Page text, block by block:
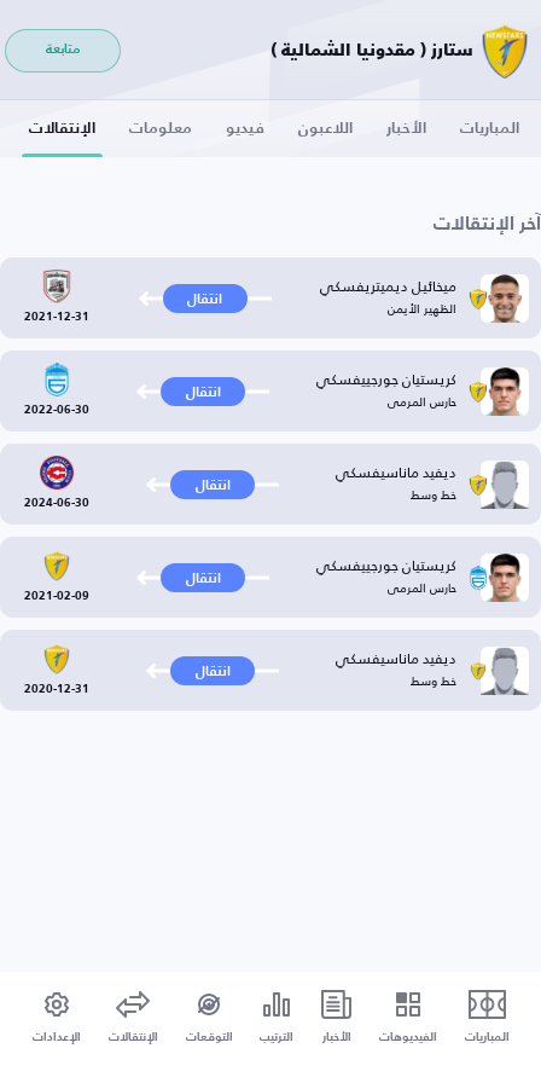
ستارز ( مقدونيا الشمالية ) متابعة
المباريات الأخبار اللاعبون فيديو معلومات الإنتقالات
آخر الإنتقالات
ميخائيل ديميتريفسكي
الظهير الأيمن انتقال
2021-12-31
كريستيان جورجييفسكي
حارس المرمى انتقال
2022-06-30
ديفيد ماناسيفسكي
خط وسط انتقال
2024-06-30
كريستيان جورجييفسكي
حارس المرمى انتقال
2021-02-09
ديفيد ماناسيفسكي
خط وسط انتقال
2020-12-31
المباريات الفيديوهات الأخبار الترتيب التوقعات الإنتقالات الإعدادات